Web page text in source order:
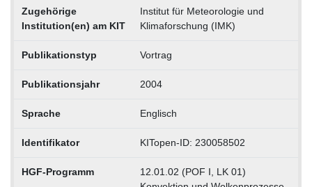
Zugehörige
Institution(en) am KIT
Institut für Meteorologie und
Klimaforschung (IMK)
Publikationstyp Vortrag
Publikationsjahr 2004
Sprache Englisch
Identifikator KITopen-ID: 230058502
HGF-Programm
12.01.02 (POF I, LK 01)